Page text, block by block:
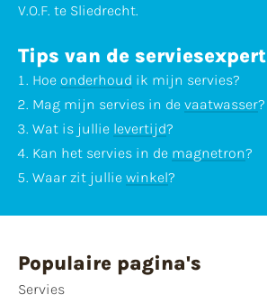
V.O.F. te Sliedrecht.
Tips van de serviesexpert
Hoe onderhoud ik mijn servies?
Mag mijn servies in de vaatwasser?
Wat is jullie levertijd?
Kan het servies in de magnetron?
Waar zit jullie winkel?
Populaire pagina's
Servies